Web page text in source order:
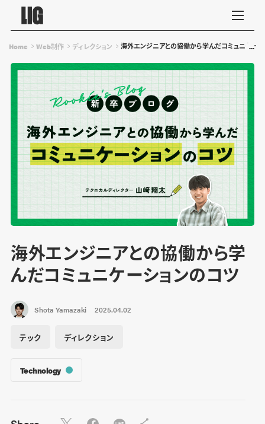
Home Web制作 ディレクション 海外エンジニアとの協働から学んだコミュニケーシ
海外エンジニアとの協働から学
んだコミュニケーションのコツ
Shota Yamazaki 2025.04.02
テック ディレクション
Technology